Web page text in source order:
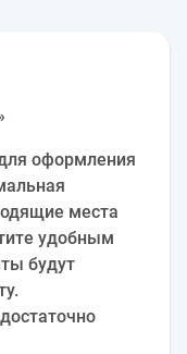
оформления
места
удобным
будут